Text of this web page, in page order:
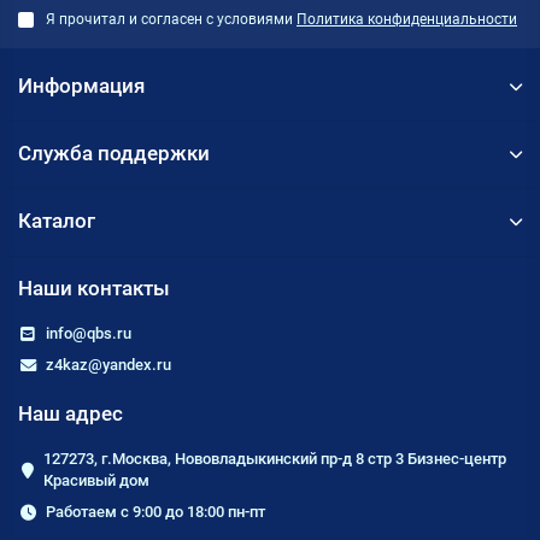
Я прочитал и согласен с условиями Политика конфиденциальности
Информация
Служба поддержки
Каталог
Наши контакты
info@qbs.ru
z4kaz@yandex.ru
Наш адрес
127273, г.Москва, Нововладыкинский пр-д 8 стр 3 Бизнес-центр
Красивый дом
Работаем с 9:00 до 18:00 пн-пт